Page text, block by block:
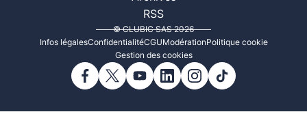
RSS
© CLUBIC SAS 2026
Infos légalesConfidentialitéCGUModérationPolitique cookie
Gestion des cookies